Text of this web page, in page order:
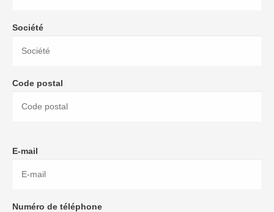
Société
Code postal
E-mail
Numéro de téléphone